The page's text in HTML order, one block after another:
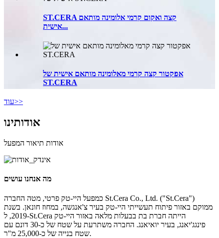
ST.CERA קצה ואקום קרמי אלומינה מותאם
אישית...
אפקטור קצה קרמי מאלומינה מותאם אישית של
ST.CERA
עוד>>
אודותינו
אודות תיאור המפעל
מה אנחנו עושים
כמפעל היי-טק פרטי, מטה החברה St.Cera Co., Ltd. ("St.Cera")
ממוקם באזור פיתוח תעשייתי היי-טק בעיר צ'אנגשה, במחוז חונאן. בשנת
2019, ל-St.Cera הייתה חברת בת בבעלות מלאה באזור היי-טק
פינגג'יאנג, בעיר יואיאנג. החברה משתרעת על שטח של כ-30 דונם עם
שטח בנייה של כ-25,000 מ"ר.